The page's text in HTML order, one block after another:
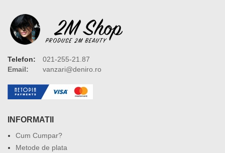
Telefon:
021-255-21.87
Email:
vanzari@deniro.ro
INFORMATII
Cum Cumpar?
Metode de plata